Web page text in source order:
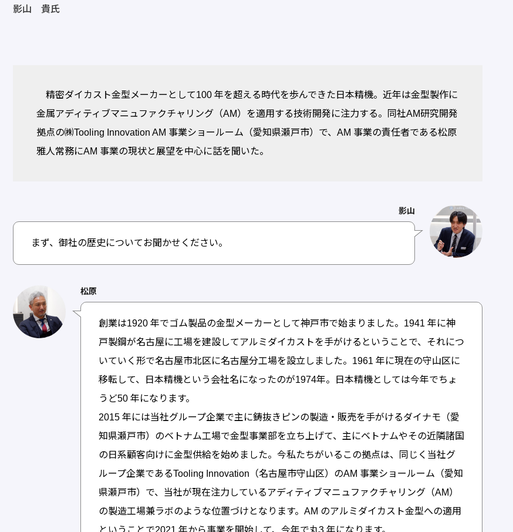
影山 貴氏
精密ダイカスト金型メーカーとして100 年を超える時代を歩んできた日本精機。近年は金型製作に
金属アディティブマニュファクチャリング（AM）を適用する技術開発に注力する。同社AM研究開発
拠点の㈱Tooling Innovation AM 事業ショールーム（愛知県瀬戸市）で、AM 事業の責任者である松原
雅人常務にAM 事業の現状と展望を中心に話を聞いた。
影山
まず、御社の歴史についてお聞かせください。
松原
創業は1920 年でゴム製品の金型メーカーとして神戸市で始まりました。1941 年に神
戸製鋼が名古屋に工場を建設してアルミダイカストを手がけるということで、それにつ
いていく形で名古屋市北区に名古屋分工場を設立しました。1961 年に現在の守山区に
移転して、日本精機という会社名になったのが1974年。日本精機としては今年でちょ
うど50 年になります。
2015 年には当社グループ企業で主に鋳抜きピンの製造・販売を手がけるダイナモ（愛
知県瀬戸市）のベトナム工場で金型事業部を立ち上げて、主にベトナムやその近隣諸国
の日系顧客向けに金型供給を始めました。今私たちがいるこの拠点は、同じく当社グ
ループ企業であるTooling Innovation（名古屋市守山区）のAM 事業ショールーム（愛知
県瀬戸市）で、当社が現在注力しているアディティブマニュファクチャリング（AM）
の製造工場兼ラボのような位置づけとなります。AM のアルミダイカスト金型への適用
ということで2021 年から事業を開始して、今年で丸3 年になります。